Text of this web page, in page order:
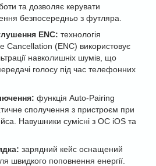
та дозволяє керувати
безпосередньо з футляра.
ENC: технологія
Cancellation (ENC) використовує
навколишніх шумів, що
голосу під час телефонних
функція Auto-Pairing
сполучення з пристроєм при
Навушники сумісні з ОС iOS та
зарядний кейс оснащений
швидкого поповнення енергії.